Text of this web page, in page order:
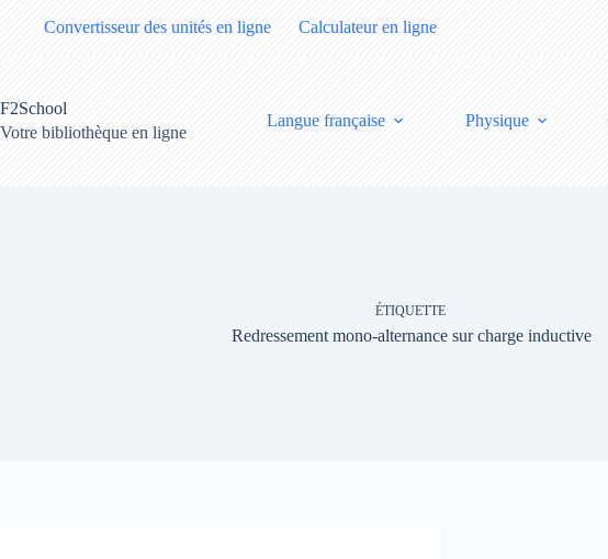
Convertisseur des unités en ligne Calculateur en ligne
F2School
Votre bibliothèque en ligne
Langue française Physique
ÉTIQUETTE
Redressement mono-alternance sur charge inductive